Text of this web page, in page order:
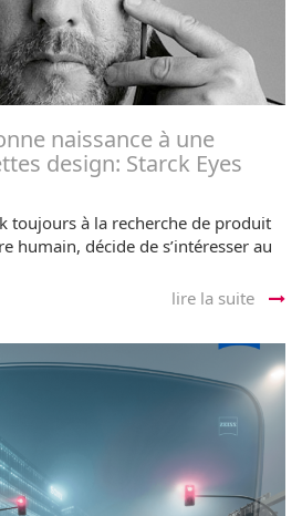
naissance à une
design: Starck Eyes
toujours à la recherche de produit
humain, décide de s’intéresser au
lire la suite